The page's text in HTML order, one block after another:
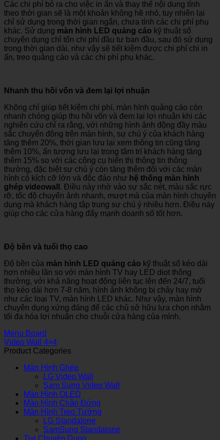
Các chi phí bỏ ra cho việc in ấn và thay thế nội dung tính
theo thời gian sẽ là một khoản không hề nhỏ, tuy nhiên lại
chỉ sử dụng trong thời gian ngắn, chưa tính các chi phí phụ
khác. Sử dụng màn hình LED quảng cáo kỹ thuật số
chuyên dụng chỉ tốn chi phí đầu tư ban đầu, sau đó sử dụng
trong thời gian dài, như vậy sẽ tiết kiệm được chi phí chi in
ấn, treo quảng cáo và các chi phí phụ khác.
Nhanh thu hồi vốn và đem lại lợi nhuận
Không chỉ giúp tiết kiệm chi phí, màn hình quảng cáo còn
nhanh chóng giúp thu hồi vốn và đem lại lợi nhuận khi các
nghiên cứu chỉ ra rằng, với những hình ảnh động đầy màu
sắc chuyển động trên màn hình, sự chú ý của khách hàng
tăng thêm 20%, thời gian lưu lại xem thông tin cũng tăng
thêm 10%, ấn tượng lưu lại trong tâm trí khách hàng tăng
thêm 15% so với các công cụ hiển thị thông tin thông
thường, đặc biệt sự chú ý còn tăng thêm đối với các màn
hình có kích cỡ lớn và độc đáo như hệ thống màn hình
ghép videowall . Điều này nhờ vào sự sắc nét, màu sắc rực
rỡ, tốc độ chuyển ảnh nhanh, mượt mà của màn hình chuyên
dụng mà khách hàng tập trung sự chú ý nhiều hơn. Điều này
giúp cho các cửa hàng đẩy mạnh doanh số tốt hơn.
Độ bền và tuổi thọ cao
Độ bền của màn hình LED quảng cáo kỹ thuật số kéo dài
hơn nhiều lần so với màn hình TV hay LED diot thông
thường, với khả năng hoạt động liên tục lên đến 24/7, tuổi
thọ kéo dài hơn 7-8 năm, hình ảnh không bị chảy hay mờ
như các loại TV, màn hình LED khác. Như vậy, màn hình
chuyên dụng xứng đáng để các chủ sở hữu lựa chọn nhằm
tối đa hóa lợi nhuận cho chuỗi cửa hàng của mình.
Menu Board
Video Wall 4×4
Product Categories
Màn Hình Ghép
LG Video Wall
Sam Sung Video Wall
Màn Hình OLED
Màn Hình Chân Đứng
Màn Hình Treo Tường
LG Standalone
SamSung Standalone
Tivi Chuyên Dụng